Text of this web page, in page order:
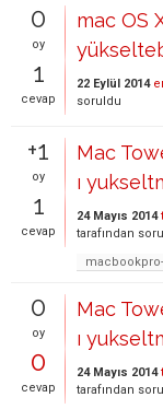
0
oy
1
cevap
mac OS
22 Eylül 2014
soruldu
+1
oy
1
cevap
Mac
ı
24 Mayıs 2014
tarafından
0
oy
0
cevap
Mac
ı
24 Mayıs 2014
tarafından